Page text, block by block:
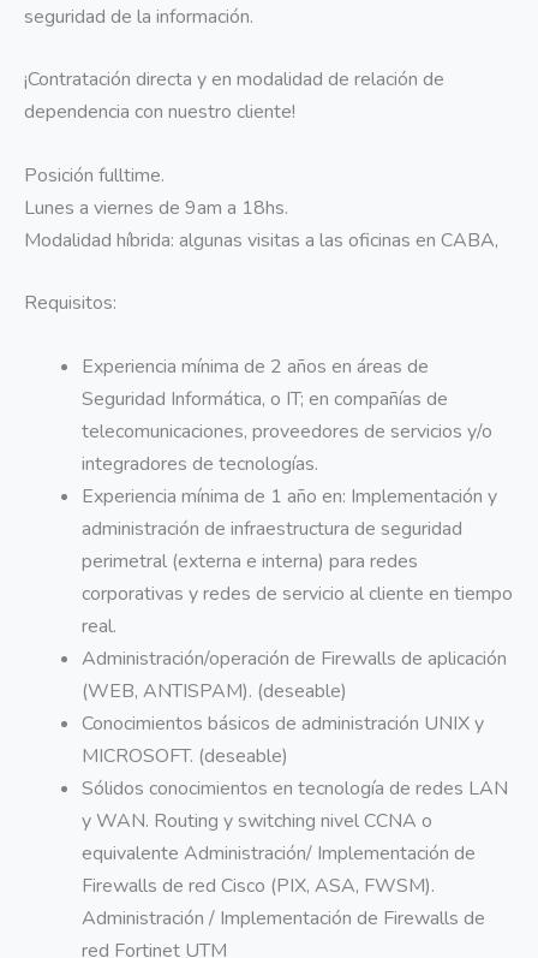
seguridad de la información.
¡Contratación directa y en modalidad de relación de
dependencia con nuestro cliente!
Posición fulltime.
Lunes a viernes de 9am a 18hs.
Modalidad híbrida: algunas visitas a las oficinas en CABA,
Requisitos:
Experiencia mínima de 2 años en áreas de
Seguridad Informática, o IT; en compañías de
telecomunicaciones, proveedores de servicios y/o
integradores de tecnologías.
Experiencia mínima de 1 año en: Implementación y
administración de infraestructura de seguridad
perimetral (externa e interna) para redes
corporativas y redes de servicio al cliente en tiempo
real.
Administración/operación de Firewalls de aplicación
(WEB, ANTISPAM). (deseable)
Conocimientos básicos de administración UNIX y
MICROSOFT. (deseable)
Sólidos conocimientos en tecnología de redes LAN
y WAN. Routing y switching nivel CCNA o
equivalente Administración/ Implementación de
Firewalls de red Cisco (PIX, ASA, FWSM).
Administración / Implementación de Firewalls de
red Fortinet UTM